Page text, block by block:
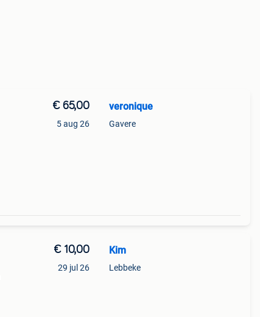
€ 65,00
5 aug 26
veronique
Gavere
€ 10,00
29 jul 26
Kim
Lebbeke